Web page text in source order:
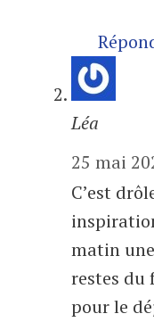
Léa
25 mai
C’est
matin
restes du
pour le